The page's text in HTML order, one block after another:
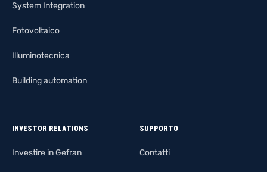
System Integration
Fotovoltaico
Illuminotecnica
Building automation
INVESTOR RELATIONS
Investire in Gefran
SUPPORTO
Contatti